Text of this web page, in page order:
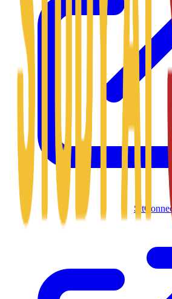
SitConnect